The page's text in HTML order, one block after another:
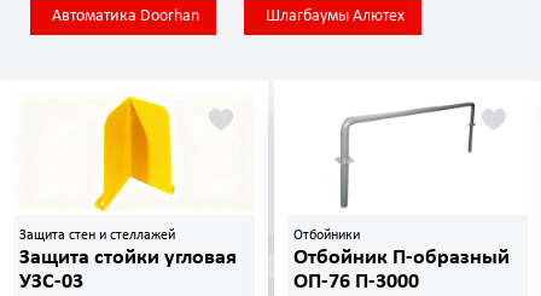
Автоматика Doorhan Шлагбаумы Алютех
Защита стен и стеллажей
Защита стойки угловая
УЗС-03
Отбойники
Отбойник П-образный
ОП-76 П-3000